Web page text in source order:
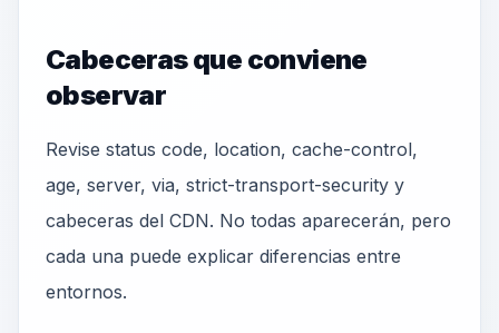
Cabeceras que conviene
observar
Revise status code, location, cache-control,
age, server, via, strict-transport-security y
cabeceras del CDN. No todas aparecerán, pero
cada una puede explicar diferencias entre
entornos.